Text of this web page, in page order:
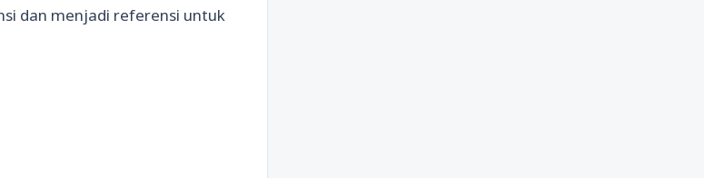
dan menjadi referensi untuk